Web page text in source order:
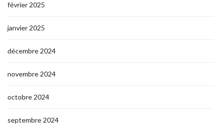
février 2025
janvier 2025
décembre 2024
novembre 2024
octobre 2024
septembre 2024